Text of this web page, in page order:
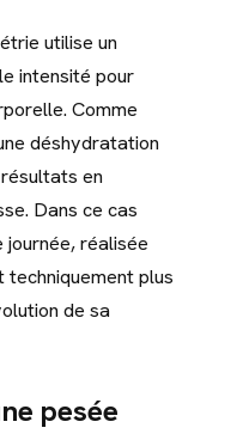
utilise un
intensité pour
Comme
déshydratation
en
Dans ce cas
journée, réalisée
plus
de sa
pesée